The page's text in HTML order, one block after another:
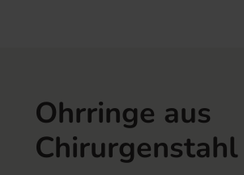
Ohrringe aus
Chirurgenstahl